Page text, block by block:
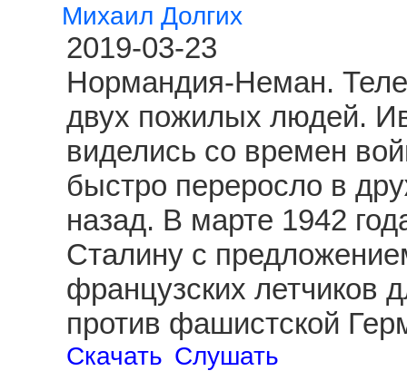
Михаил Долгих
2019-03-23
Нормандия-Неман.
двух пожилых людей.
виделись со времен
быстро переросло в
назад. В марте 1942
Сталину с
французских летчиков
против фашистской
Скачать Слушать